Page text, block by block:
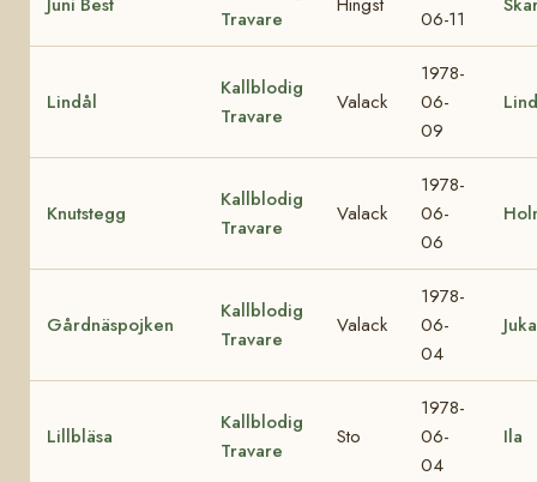
Travare
06-11
Lindål
Kallblodig
Travare
Valack
1978-
06-
09
Knutstegg
Kallblodig
Travare
Valack
1978-
06-
06
Gårdnäspojken
Kallblodig
Travare
Valack
1978-
06-
04
Juka
Lillbläsa
Kallblodig
Travare
Sto
1978-
06-
04
Ila